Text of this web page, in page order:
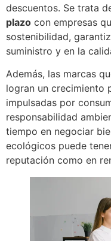
descuentos. Se trata
plazo con empresas
sostenibilidad,
suministro y en la
Además, las marcas
logran un crecimiento
impulsadas por
responsabilidad
tiempo en negociar
ecológicos puede
reputación como en